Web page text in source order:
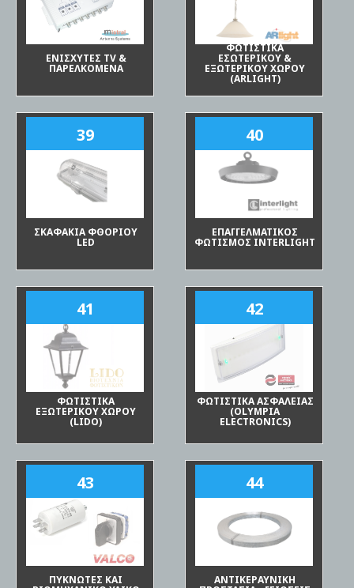
ΕΝΙΣΧΥΤΕΣ TV &
ΠΑΡΕΛΚΟΜΕΝΑ
ΦΩΤΙΣΤΙΚΑ
ΕΣΩΤΕΡΙΚΟΥ &
ΕΞΩΤΕΡΙΚΟΥ ΧΩΡΟΥ
(ARLIGHT)
39
ΣΚΑΦΑΚΙΑ ΦΘΟΡΙΟΥ
LED
40
ΕΠΑΓΓΕΛΜΑΤΙΚΟΣ
ΦΩΤΙΣΜΟΣ INTERLIGHT
41
ΦΩΤΙΣΤΙΚΑ
ΕΞΩΤΕΡΙΚΟΥ ΧΩΡΟΥ
(LIDO)
42
ΦΩΤΙΣΤΙΚΑ ΑΣΦΑΛΕΙΑΣ
(OLYMPIA
ELECTRONICS)
43
ΠΥΚΝΩΤΕΣ ΚΑΙ
44
ΑΝΤΙΚΕΡΑΥΝΙΚΗ